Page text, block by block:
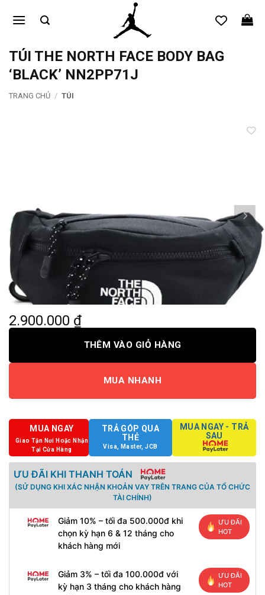
qua
dungTÚI THE NORTH FACE BODY BAG
‘BLACK’ NN2PP71J
TRANG CHỦ / TÚI
2.900.000 ₫
THÊM VÀO GIỎ HÀNG
MUA NHANH
MUA NGAY
Giao Tận Nơi Hoặc Nhận
Tại Cửa Hàng
TRẢ GÓP QUA
THẺ
Visa, Master, JCB
MUA NGAY - TRẢ
SAU
ƯU ĐÃI KHI THANH TOÁN
(SỬ DỤNG KHI XÁC NHẬN KHOẢN VAY TRÊN TRANG CỦA TỔ CHỨC
TÀI CHÍNH)
Giảm 10% – tối đa 500.000đ khi
chọn kỳ hạn 6 & 12 tháng cho
khách hàng mới
ƯU ĐÃI
HOT
Giảm 3% – tối đa 100.000đ với
kỳ hạn 3 tháng cho khách hàng
ƯU ĐÃI
HOT